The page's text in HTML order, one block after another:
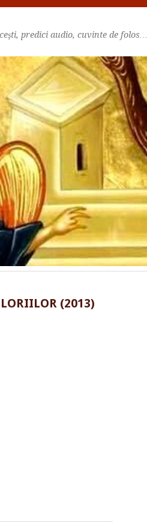
predici audio, cuvinte de folos…
(2013)